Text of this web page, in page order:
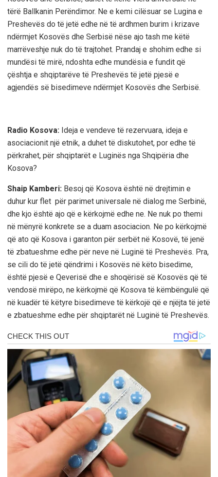
tërë Ballkanin Perëndimor. Ne e kemi cilësuar se Lugina e
Preshevës do të jetë edhe në të ardhmen burim i krizave
ndërmjet Kosovës dhe Serbisë nëse ajo tash me këtë
marrëveshje nuk do të trajtohet. Prandaj e shohim edhe si
mundësi të mirë, ndoshta edhe mundësia e fundit që
çështja e shqiptarëve të Preshevës të jetë pjesë e
agjendës së bisedimeve ndërmjet Kosovës dhe Serbisë.
Radio Kosova: Ideja e vendeve të rezervuara, ideja e
asociacionit një etnik, a duhet të diskutohet, por edhe të
përkrahet, për shqiptarët e Luginës nga Shqipëria dhe
Kosova?
Shaip Kamberi: Besoj që Kosova është në drejtimin e
duhur kur flet për parimet universale në dialog me Serbinë,
dhe kjo është ajo që e kërkojmë edhe ne. Ne nuk po themi
në mënyrë konkrete se a duam asociacion. Ne po kërkojmë
që ato që Kosova i garanton për serbët në Kosovë, të jenë
të zbatueshme edhe për neve në Luginë të Preshevës. Pra,
se cili do të jetë qëndrimi i Kosovës në këto bisedime,
është pjesë e Qeverisë dhe e shoqërisë së Kosovës që të
vendosë mirëpo, ne kërkojmë që Kosova të këmbëngulë që
në kuadër të këtyre bisedimeve të kërkojë që e njëjta të jetë
e zbatueshme edhe për shqiptarët në Luginë të Preshevës.